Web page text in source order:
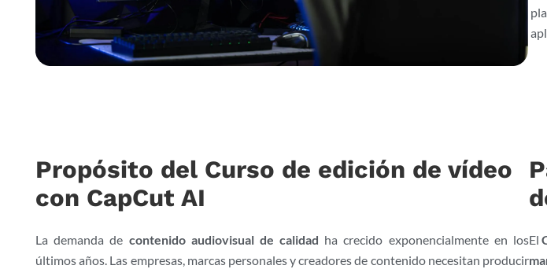
Propósito del Curso de edición de vídeo
con CapCut AI
La demanda de contenido audiovisual de calidad ha crecido exponencialmente en los
últimos años. Las empresas, marcas personales y creadores de contenido necesitan producir
El